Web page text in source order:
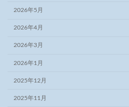
2026年5月
2026年4月
2026年3月
2026年1月
2025年12月
2025年11月